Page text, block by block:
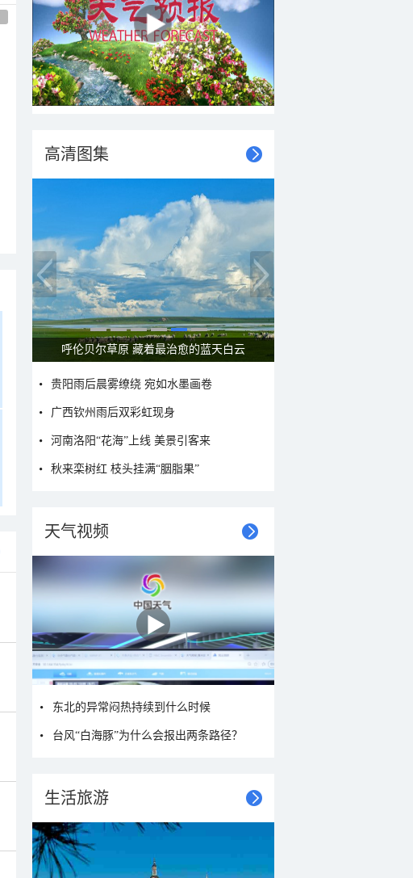
高清图集
呼伦贝尔草原 藏着最治愈的蓝天白云
贵阳雨后晨雾缭绕 宛如水墨画卷
广西钦州雨后双彩虹现身
河南洛阳“花海”上线 美景引客来
秋来栾树红 枝头挂满“胭脂果”
天气视频
东北的异常闷热持续到什么时候
台风“白海豚”为什么会报出两条路径？
生活旅游